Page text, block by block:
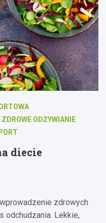
ZDROWE ODŻYWIANIE
diecie
zdrowych
odchudzania. Lekkie,